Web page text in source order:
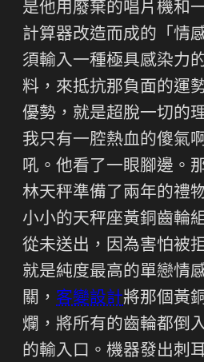
是他用廢棄的唱片機和
計算器改造而成的「情
須輸入一種極具感染力
料，來抵抗那負面的運
優勢，就是超脫一切的
我只有一腔熱血的傻氣
吼。他看了一眼腳邊。
林天秤準備了兩年的禮
小小的天秤座黃銅齒輪
從未送出，因為害怕被
就是純度最高的單戀情
關， 客變設計將那個黃
爛，將所有的齒輪都倒
的輸入口。機器發出刺